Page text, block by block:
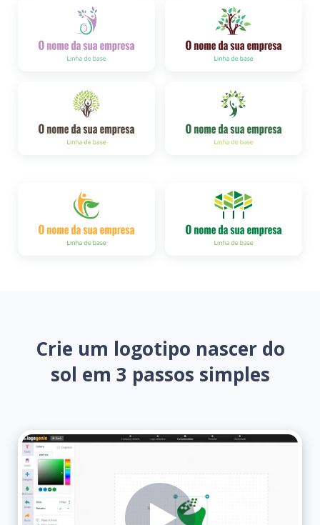
Crie um logotipo nascer do
sol em 3 passos simples